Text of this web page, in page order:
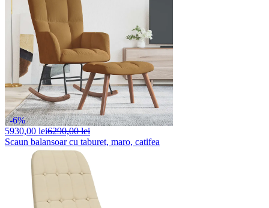
-6%
5930,00 lei6290,00 lei
Scaun balansoar cu taburet, maro, catifea